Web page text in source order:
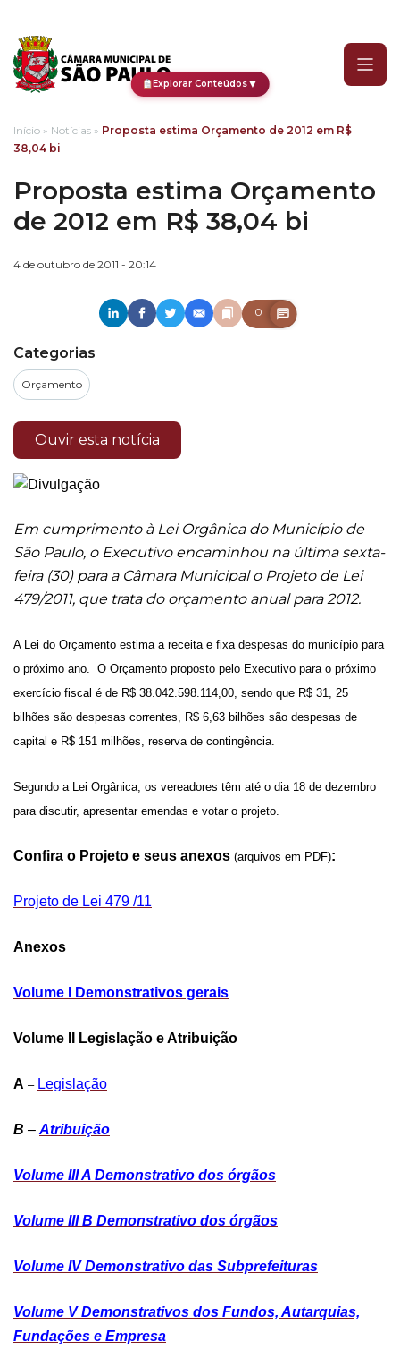
Explorar Conteúdos▼
Início » Notícias » Proposta estima Orçamento de 2012 em R$
38,04 bi
Proposta estima Orçamento
de 2012 em R$ 38,04 bi
4 de outubro de 2011 - 20:14
0
Categorias
Orçamento
Ouvir esta notícia
Em cumprimento à Lei Orgânica do Município de
São Paulo, o Executivo encaminhou na última sexta-
feira (30) para a Câmara Municipal o Projeto de Lei
479/2011, que trata do orçamento anual para 2012.
A Lei do Orçamento estima a receita e fixa despesas do município para
o próximo ano. O Orçamento proposto pelo Executivo para o próximo
exercício fiscal é de R$ 38.042.598.114,00, sendo que R$ 31, 25
bilhões são despesas correntes, R$ 6,63 bilhões são despesas de
capital e R$ 151 milhões, reserva de contingência.
Segundo a Lei Orgânica, os vereadores têm até o dia 18 de dezembro
para discutir, apresentar emendas e votar o projeto.
Confira o Projeto e seus anexos (arquivos em PDF):
Projeto de Lei 479 /11
Anexos
Volume I Demonstrativos gerais
Volume II Legislação e Atribuição
A – Legislação
B – Atribuição
Volume III A Demonstrativo dos órgãos
Volume III B Demonstrativo dos órgãos
Volume IV Demonstrativo das Subprefeituras
Volume V Demonstrativos dos Fundos, Autarquias,
Fundações e Empresa